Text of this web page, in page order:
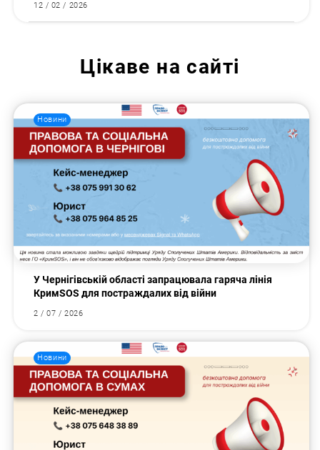
12 / 02 / 2026
Цікаве на сайті
Новини
У Чернігівській області запрацювала гаряча лінія
КримSOS для постраждалих від війни
2 / 07 / 2026
Новини